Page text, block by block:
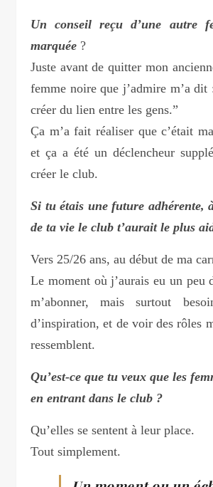
Un conseil reçu d’une autre
marquée ?
Juste avant de quitter mon
femme noire que j’admire m’a dit
créer du lien entre les gens.”
Ça m’a fait réaliser que c’était
et ça a été un déclencheur
créer le club.
Si tu étais une future adhérente,
de ta vie le club t’aurait le plus
Vers 25/26 ans, au début de ma
Le moment où j’aurais eu un peu
m’abonner, mais surtout
d’inspiration, et de voir des rôles
ressemblent.
Qu’est-ce que tu veux que les
en entrant dans le club ?
Qu’elles se sentent à leur place.
Tout simplement.